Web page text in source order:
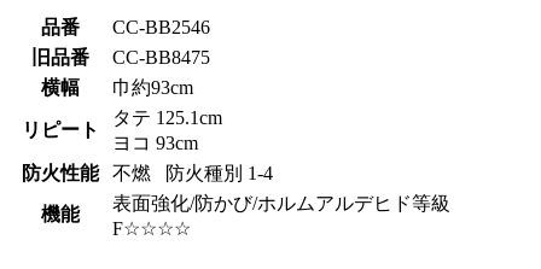
品番
CC-BB2546
旧品番
CC-BB8475
横幅
巾約93cm
リピート
タテ 125.1cm
ヨコ 93cm
防火性能
不燃 防火種別 1-4
機能
表面強化/防かび/ホルムアルデヒド等級
F☆☆☆☆